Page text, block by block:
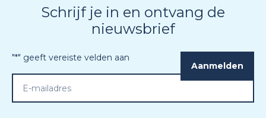
Schrijf je in en ontvang de
nieuwsbrief
"*" geeft vereiste velden aan